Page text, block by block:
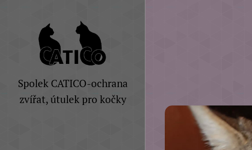
Spolek CATICO-ochrana
zvířat, útulek pro kočky